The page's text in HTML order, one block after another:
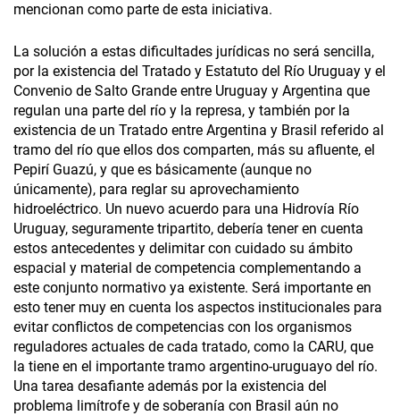
mencionan como parte de esta iniciativa.
La solución a estas dificultades jurídicas no será sencilla,
por la existencia del Tratado y Estatuto del Río Uruguay y el
Convenio de Salto Grande entre Uruguay y Argentina que
regulan una parte del río y la represa, y también por la
existencia de un Tratado entre Argentina y Brasil referido al
tramo del río que ellos dos comparten, más su afluente, el
Pepirí Guazú, y que es básicamente (aunque no
únicamente), para reglar su aprovechamiento
hidroeléctrico. Un nuevo acuerdo para una Hidrovía Río
Uruguay, seguramente tripartito, debería tener en cuenta
estos antecedentes y delimitar con cuidado su ámbito
espacial y material de competencia complementando a
este conjunto normativo ya existente. Será importante en
esto tener muy en cuenta los aspectos institucionales para
evitar conflictos de competencias con los organismos
reguladores actuales de cada tratado, como la CARU, que
la tiene en el importante tramo argentino-uruguayo del río.
Una tarea desafiante además por la existencia del
problema limítrofe y de soberanía con Brasil aún no